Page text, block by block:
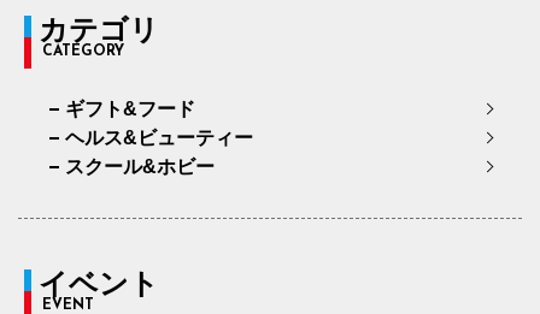
カテゴリ
CATEGORY
ギフト&フード
ヘルス&ビューティー
スクール&ホビー
イベント
EVENT